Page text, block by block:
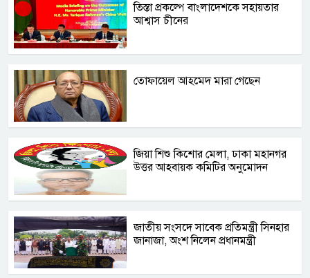
তিস্তা প্রকল্পে বাংলাদেশকে সহায়তার
আশ্বাস চীনের
তোফায়েল আহমেদ মারা গেছেন
জিয়া শিশু কিশোর মেলা, ঢাকা মহানগর
উত্তর আহবায়ক কমিটির অনুমোদন
জাতীয় সংসদে সাবেক প্রতিমন্ত্রী সিনহার
জানাজা, অংশ নিলেন প্রধানমন্ত্রী